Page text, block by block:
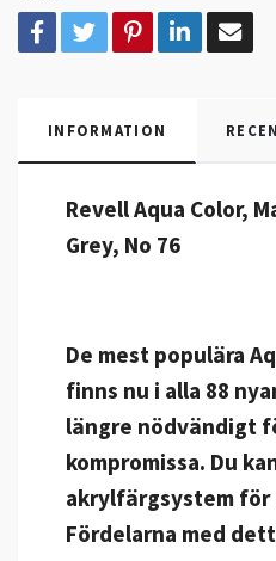
INFORMATION
Revell Aqua Color,
Grey, No 76
De mest populära
finns nu i alla 88
längre nödvändigt
kompromissa. Du
akrylfärgsystem för
Fördelarna med